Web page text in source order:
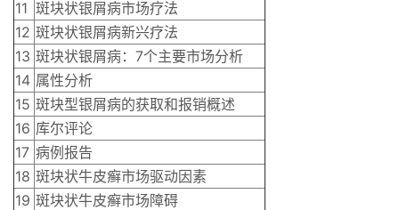
11 斑块状银屑病市场疗法
12 斑块状银屑病新兴疗法
13 斑块状银屑病：7个主要市场分析
14 属性分析
15 斑块型银屑病的获取和报销概述
16 库尔评论
17 病例报告
18 斑块状牛皮癣市场驱动因素
19 斑块状牛皮癣市场障碍